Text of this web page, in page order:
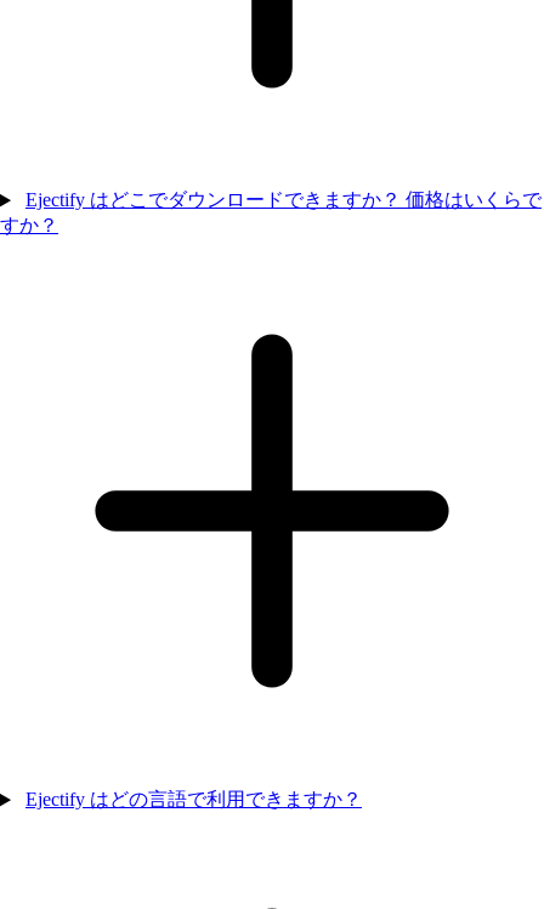
Ejectify はどこでダウンロードできますか？ 価格はいくらで
すか？
Ejectify はどの言語で利用できますか？